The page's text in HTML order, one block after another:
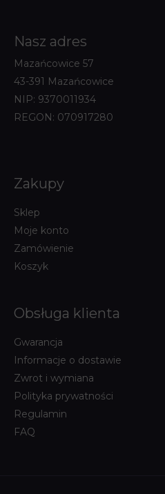
Nasz adres
Mazańcowice 57
43-391 Mazańcowice
NIP: 9370011934
REGON: 070917280
Zakupy
Sklep
Moje konto
Zamówienie
Koszyk
Obsługa klienta
Gwarancja
Informacje o dostawie
Zwrot i wymiana
Polityka prywatności
Regulamin
FAQ